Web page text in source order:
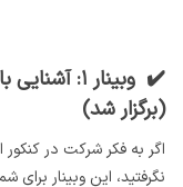
✔️ وبینار ۱:
(برگزار شد)
نگرفتید، این وبینار برای